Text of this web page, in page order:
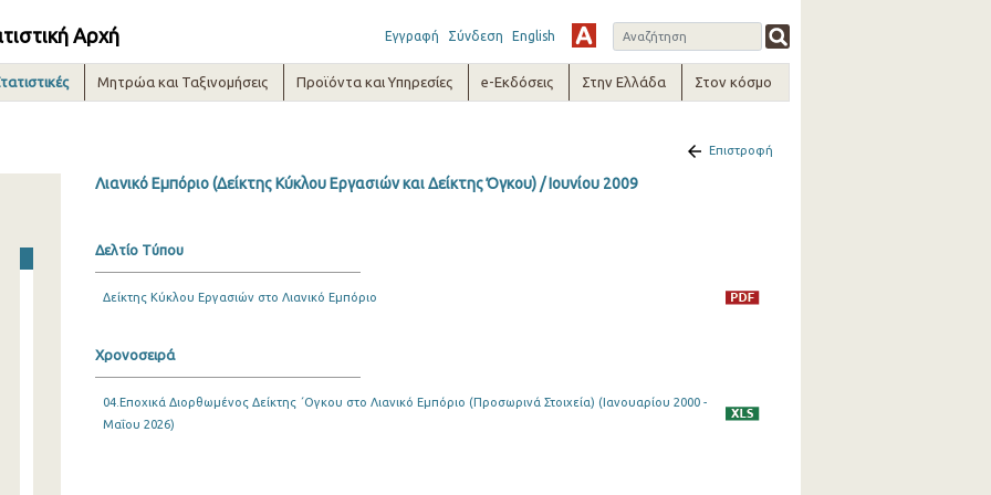
Αρχή Εγγραφή Σύνδεση English
Μητρώα και Ταξινομήσεις Προϊόντα και Υπηρεσίες e-Εκδόσεις Στην Ελλάδα Στον κόσμο
Επιστροφή
Λιανικό Εμπόριο (Δείκτης Κύκλου Εργασιών και Δείκτης Όγκου) / Ιουνίου 2009
Δελτίο Τύπου
Δείκτης Κύκλου Εργασιών στο Λιανικό Εμπόριο
Χρονοσειρά
04.Εποχικά Διορθωμένος Δείκτης ΄Ογκου στο Λιανικό Εμπόριο (Προσωρινά Στοιχεία) (Ιανουαρίου 2000 -
Μαΐου 2026)